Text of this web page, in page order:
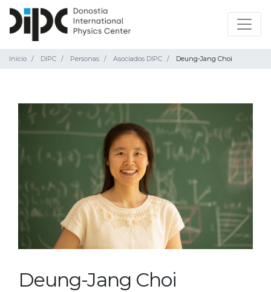
Inicio DIPC Personas Asociados DIPC Deung-Jang Choi
Deung-Jang Choi